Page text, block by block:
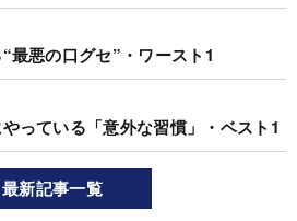
最悪の口グセ”・ワースト1
っている「意外な習慣」・ベスト1
最新記事一覧